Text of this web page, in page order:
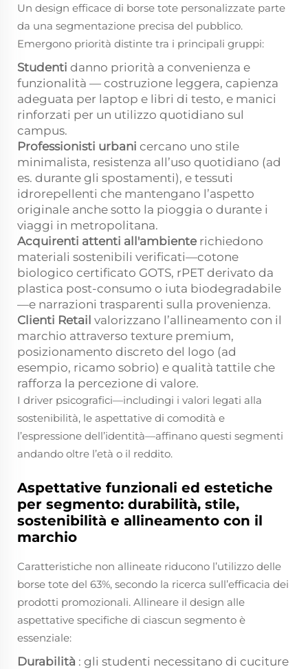
Un design efficace di borse tote personalizzate parte
da una segmentazione precisa del pubblico.
Emergono priorità distinte tra i principali gruppi:
Studenti danno priorità a convenienza e
funzionalità — costruzione leggera, capienza
adeguata per laptop e libri di testo, e manici
rinforzati per un utilizzo quotidiano sul
campus.
Professionisti urbani cercano uno stile
minimalista, resistenza all’uso quotidiano (ad
es. durante gli spostamenti), e tessuti
idrorepellenti che mantengano l’aspetto
originale anche sotto la pioggia o durante i
viaggi in metropolitana.
Acquirenti attenti all'ambiente richiedono
materiali sostenibili verificati—cotone
biologico certificato GOTS, rPET derivato da
plastica post-consumo o iuta biodegradabile
—e narrazioni trasparenti sulla provenienza.
Clienti Retail valorizzano l’allineamento con il
marchio attraverso texture premium,
posizionamento discreto del logo (ad
esempio, ricamo sobrio) e qualità tattile che
rafforza la percezione di valore.
I driver psicografici—includingi i valori legati alla
sostenibilità, le aspettative di comodità e
l’espressione dell’identità—affinano questi segmenti
andando oltre l’età o il reddito.
Aspettative funzionali ed estetiche
per segmento: durabilità, stile,
sostenibilità e allineamento con il
marchio
Caratteristiche non allineate riducono l’utilizzo delle
borse tote del 63%, secondo la ricerca sull’efficacia dei
prodotti promozionali. Allineare il design alle
aspettative specifiche di ciascun segmento è
essenziale:
Durabilità : gli studenti necessitano di cuciture